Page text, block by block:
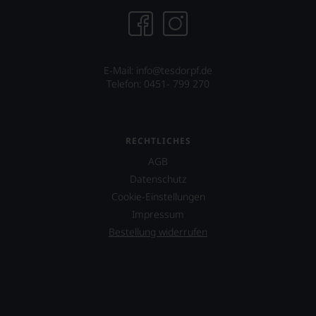
E-Mail: info@tesdorpf.de
Telefon: 0451- 799 270
RECHTLICHES
AGB
Datenschutz
Cookie-Einstellungen
Impressum
Bestellung widerrufen